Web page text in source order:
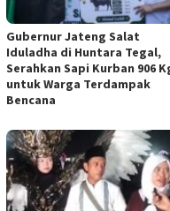
Gubernur Jateng Salat
Iduladha di Huntara Tegal,
Serahkan Sapi Kurban 906
untuk Warga Terdampak
Bencana